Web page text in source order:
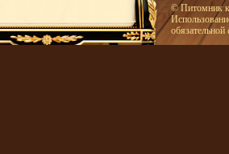
© Питомник
обязательной